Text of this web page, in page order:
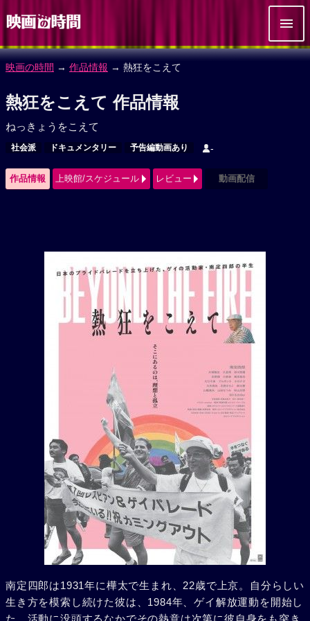
映画の時間 → 作品情報 → 熱狂をこえて
熱狂をこえて 作品情報
ねっきょうをこえて
社会派 ドキュメンタリー 予告編動画あり -
作品情報 上映館/スケジュール レビュー 動画配信
南定四郎は1931年に樺太で生まれ、22歳で上京。自分らしい
生き方を模索し続けた彼は、1984年、ゲイ解放運動を開始し
た。活動に没頭するなかでその熱意は次第に彼自身をも突き